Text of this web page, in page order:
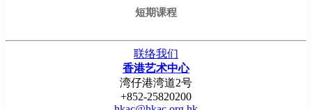
短期课程
联络我们
香港艺术中心
湾仔港湾道2号
+852-25820200